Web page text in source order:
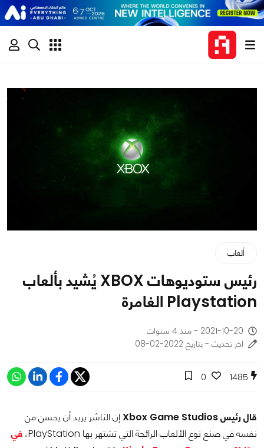
ألعاب
رئيس ستوديوهات XBOX يُشيد بألعاب
Playstation الغامرة
2021-10-20 - منذ 4 سنوات
اخر تحديث - بتاريخ 2022-02-08
1485
0
قال رئيس Xbox Game Studios
إن الناشر يريد أن يحسن من
نفسه في صنع نوع الألعاب الرائجة التي تشتهر بها PlayStation،
في